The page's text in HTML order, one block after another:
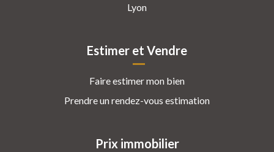
Lyon
Estimer et Vendre
Faire estimer mon bien
Prendre un rendez-vous estimation
Prix immobilier